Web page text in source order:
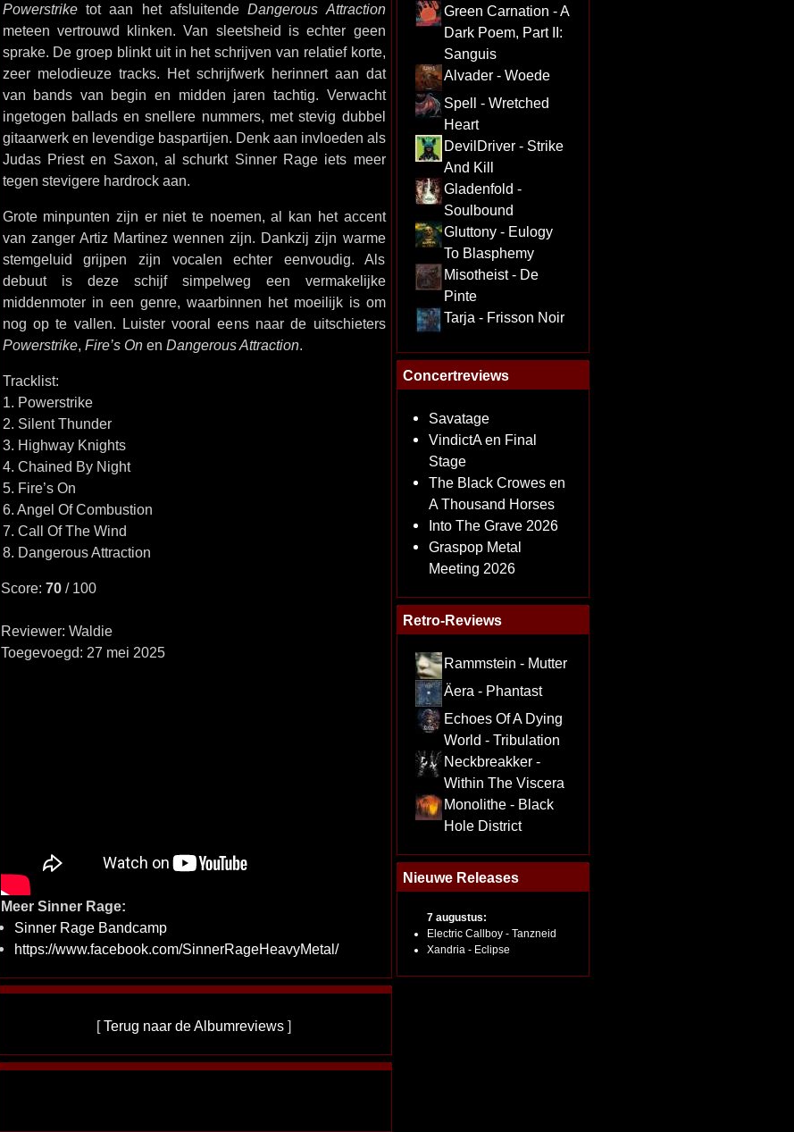
Powerstriketot aan het afsluitendeDangerous Attraction
meteen vertrouwd klinken. Van sleetsheid is echter geen
sprake. De groep blinkt uit in het schrijven van relatief korte,
zeer melodieuze tracks. Het schrijfwerk herinnert aan dat
van bands van begin en midden jaren tachtig. Verwacht
ingetogen ballads en snellere nummers, met stevig dubbel
gitaarwerk en levendige baspartijen. Denk aan invloeden als
Judas Priest en Saxon, al schurkt Sinner Rage iets meer
tegen stevigere hardrock aan.
Grote minpunten zijn er niet te noemen, al kan het accent
van zanger Artiz Martinez wennen zijn. Dankzij zijn warme
stemgeluid grijpen zijn vocalen echter eenvoudig. Als
debuut is deze schijf simpelweg een vermakelijke
middenmoter in een genre, waarbinnen het moeilijk is om
nog op te vallen. Luister vooral eens naar de uitschieters
Powerstrike, Fire’s Onen Dangerous Attraction.
Tracklist:
1. Powerstrike
2. Silent Thunder
3. Highway Knights
4. Chained By Night
5. Fire’s On
6. Angel Of Combustion
7. Call Of The Wind
8. Dangerous Attraction
Score: 70/ 100
Reviewer: Waldie
Toegevoegd: 27 mei 2025
Meer Sinner Rage:
Sinner Rage Bandcamp
https://www.facebook.com/SinnerRageHeavyMetal/
[Terug naar de Albumreviews ]
Green Carnation - A
Dark Poem, Part II:
Sanguis
Alvader - Woede
Spell - Wretched
Heart
DevilDriver - Strike
And Kill
Gladenfold -
Soulbound
Gluttony - Eulogy
To Blasphemy
Misotheist - De
Pinte
Tarja - Frisson Noir
Concertreviews
Savatage
VindictA en Final
Stage
The Black Crowes en
A Thousand Horses
Into The Grave 2026
Graspop Metal
Meeting 2026
Retro-Reviews
Rammstein - Mutter
Äera - Phantast
Echoes Of A Dying
World - Tribulation
Neckbreakker -
Within The Viscera
Monolithe - Black
Hole District
Nieuwe Releases
7 augustus:
Electric Callboy - Tanzneid
Xandria - Eclipse